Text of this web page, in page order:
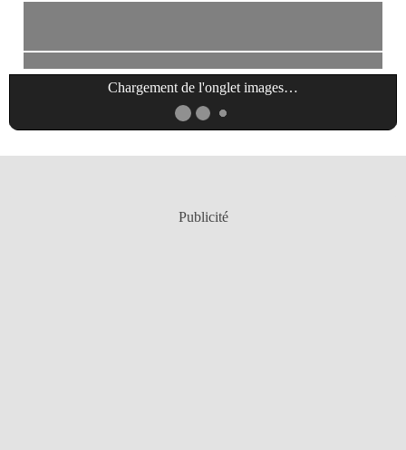
Chargement de l'onglet images…
Publicité